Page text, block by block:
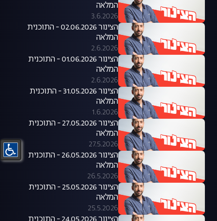
המלאה
3.6.2026
הצינור 02.06.2026 - התוכנית
המלאה
2.6.2026
הצינור 01.06.2026 - התוכנית
המלאה
2.6.2026
הצינור 31.05.2026 - התוכנית
המלאה
1.6.2026
הצינור 27.05.2026 - התוכנית
המלאה
27.5.2026
הצינור 26.05.2026 - התוכנית
המלאה
26.5.2026
הצינור 25.05.2026 - התוכנית
המלאה
25.5.2026